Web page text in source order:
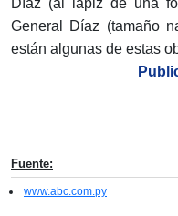
General Díaz (tamaño
están algunas de estas
Fuente:
www.abc.com.py